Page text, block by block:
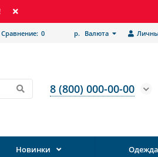
р. Валюта
Сравнение: 0
8 (800) 000-00-00
Новинки Одежда